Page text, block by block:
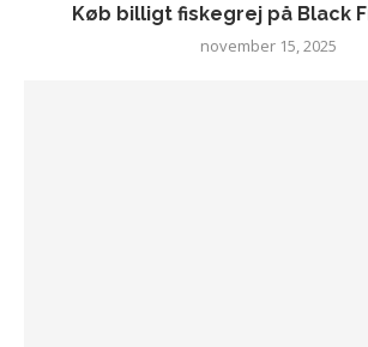
Køb billigt fiskegrej på Black
november 15, 2025